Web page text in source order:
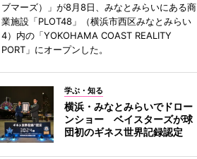
ブマーズ）」が8月8日、みなとみらいにある商
業施設「PLOT48」（横浜市西区みなとみらい
4）内の「YOKOHAMA COAST REALITY
PORT」にオープンした。
学ぶ・知る
横浜・みなとみらいでドロー
ンショー ベイスターズが球
団初のギネス世界記録認定